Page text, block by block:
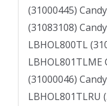
(31000445)
(31083108)
LBHOL800TL
LBHOL801TLME
(31000046)
LBHOL801TLRU